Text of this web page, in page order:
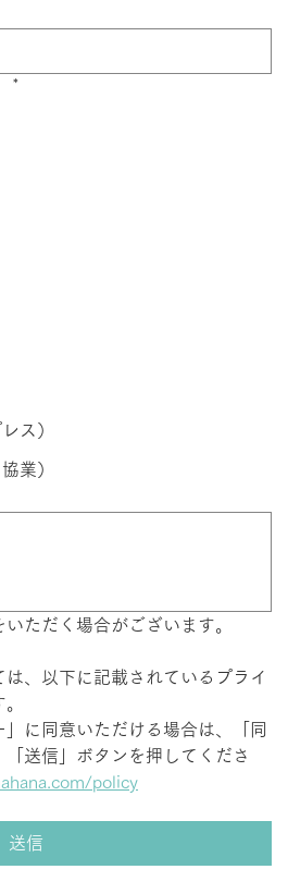
*
ス）
業）
ただく場合がございます。
、以下に記載されているプライ
に同意いただける場合は、「同
送信」ボタンを押してくださ
policy
送信